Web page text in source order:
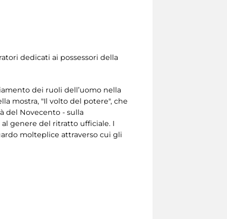
dedicati ai possessori della
dei ruoli dell’uomo nella
mostra, "Il volto del potere", che
del Novecento - sulla
genere del ritratto ufficiale. I
molteplice attraverso cui gli